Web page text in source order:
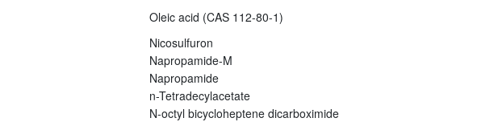
Oleic acid (CAS 112-80-1)
Nicosulfuron
Napropamide-M
Napropamide
n-Tetradecylacetate
N-octyl bicycloheptene dicarboximide